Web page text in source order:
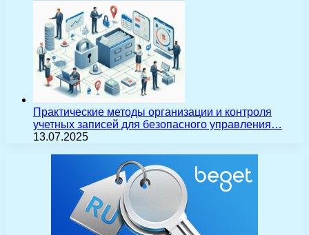
Практические методы организации и контроля
учетных записей для безопасного управления…
13.07.2025